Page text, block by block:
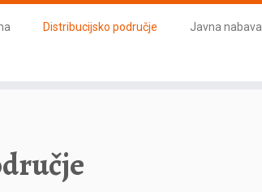
Distribucijsko područje Javna nabava